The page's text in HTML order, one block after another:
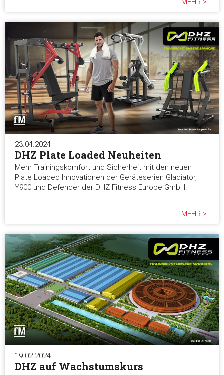
MEHR >
23.04.2024
DHZ Plate Loaded Neuheiten
Mehr Trainingskomfort und Sicherheit mit den neuen
Plate Loaded Innovationen der Geräteserien Gladiator,
Y900 und Defender der DHZ Fitness Europe GmbH.
MEHR >
19.02.2024
DHZ auf Wachstumskurs